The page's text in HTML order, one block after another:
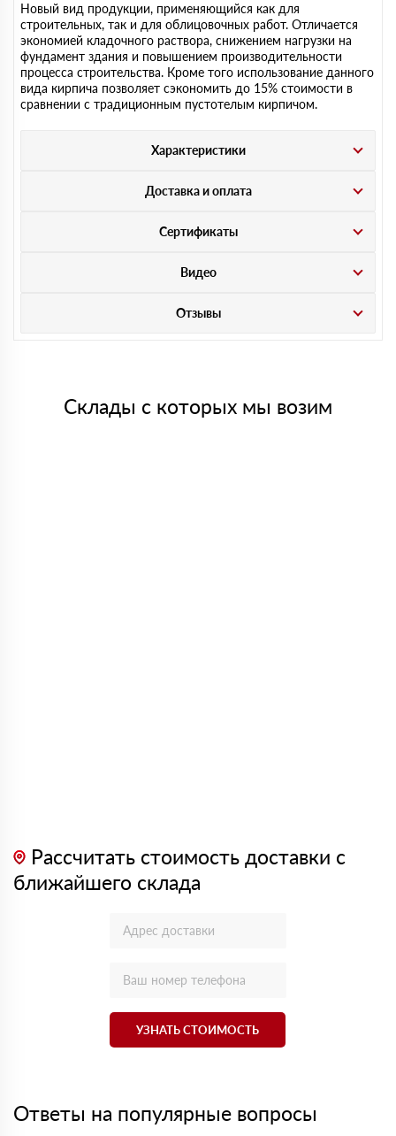
Новый вид продукции, применяющийся как для
строительных, так и для облицовочных работ. Отличается
экономией кладочного раствора, снижением нагрузки на
фундамент здания и повышением производительности
процесса строительства. Кроме того использование данного
вида кирпича позволяет сэкономить до 15% стоимости в
сравнении с традиционным пустотелым кирпичом.
Характеристики
Доставка и оплата
Сертификаты
Видео
Отзывы
Склады с которых мы возим
Рассчитать стоимость доставки с
ближайшего склада
УЗНАТЬ СТОИМОСТЬ
Ответы на популярные вопросы